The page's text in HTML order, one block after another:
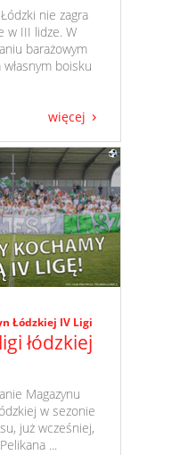
nie zagra
w III lidze. W
barażowym
boisku
więcej
Łódzkiej IV Ligi
łódzkiej
Magazynu
w sezonie
już wcześniej,
...